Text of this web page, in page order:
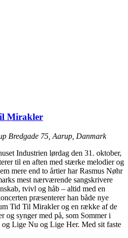
Mirakler
Bredgade 75, Aarup, Danmark
Industrien lørdag den 31. oktober,
til en aften med stærke melodier og
mere end to årtier har Rasmus Nøhr
mest nærværende sangskrivere
tvivl og håb – altid med en
præsenterer han både nye
Tid Til Mirakler og en række af de
og synger med på, som Sommer i
Lige Nu og Lige Her. Med sit faste